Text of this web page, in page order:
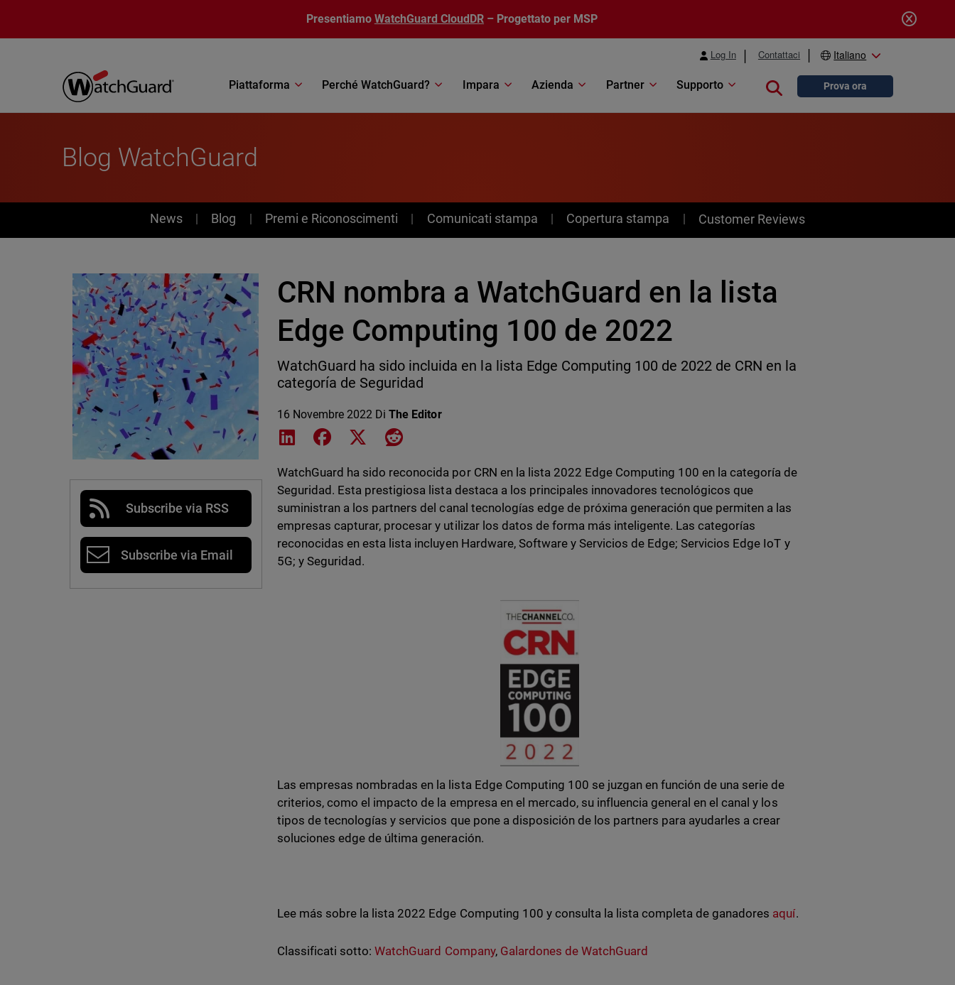
Presentiamo WatchGuard CloudDR – Progettato per MSP
Log In Contattaci Italiano
Piattaforma Perché WatchGuard? Impara Azienda Partner Supporto Close searchProva ora
Blog WatchGuard
News
News Blog Premi e Riconoscimenti Comunicati stampa Copertura stampa Customer Reviews
Subscribe via RSS
Subscribe via Email
CRN nombra a WatchGuard en la lista
Edge Computing 100 de 2022
WatchGuard ha sido incluida en la lista Edge Computing 100 de 2022 de CRN en la
categoría de Seguridad
16 Novembre 2022 DiThe Editor
Share on LinkedIn
Share on Facebook
Share on XShare on Reddit
WatchGuard ha sido reconocida por CRN en la lista 2022 Edge Computing 100 en la categoría de
Seguridad. Esta prestigiosa lista destaca a los principales innovadores tecnológicos que
suministran a los partners del canal tecnologías edge de próxima generación que permiten a las
empresas capturar, procesar y utilizar los datos de forma más inteligente. Las categorías
reconocidas en esta lista incluyen Hardware, Software y Servicios de Edge; Servicios Edge IoT y
5G; y Seguridad.
Las empresas nombradas en la lista Edge Computing 100 se juzgan en función de una serie de
criterios, como el impacto de la empresa en el mercado, su influencia general en el canal y los
tipos de tecnologías y servicios que pone a disposición de los partners para ayudarles a crear
soluciones edge de última generación.
Lee más sobre la lista 2022 Edge Computing 100 y consulta la lista completa de ganadores aquí.
Classificati sotto: WatchGuard Company, Galardones de WatchGuard